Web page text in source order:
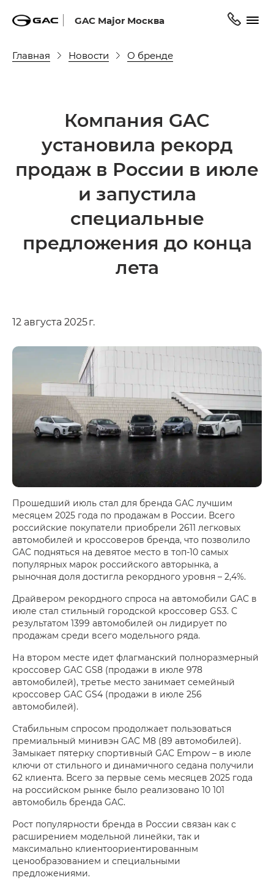
GAC Major Москва
Главная Новости О бренде
Компания GAC
установила рекорд
продаж в России в июле
и запустила
специальные
предложения до конца
лета
12 августа 2025 г.
Прошедший июль стал для бренда GAC лучшим
месяцем 2025 года по продажам в России. Всего
российские покупатели приобрели 2611 легковых
автомобилей и кроссоверов бренда, что позволило
GAC подняться на девятое место в топ-10 самых
популярных марок российского авторынка, а
рыночная доля достигла рекордного уровня – 2,4%.
Драйвером рекордного спроса на автомобили GAC в
июле стал стильный городской кроссовер GS3. С
результатом 1399 автомобилей он лидирует по
продажам среди всего модельного ряда.
На втором месте идет флагманский полноразмерный
кроссовер GAC GS8 (продажи в июле 978
автомобилей), третье место занимает семейный
кроссовер GAC GS4 (продажи в июле 256
автомобилей).
Стабильным спросом продолжает пользоваться
премиальный минивэн GAC M8 (89 автомобилей).
Замыкает пятерку спортивный GAC Empow – в июле
ключи от стильного и динамичного седана получили
62 клиента. Всего за первые семь месяцев 2025 года
на российском рынке было реализовано 10 101
автомобиль бренда GAC.
Рост популярности бренда в России связан как с
расширением модельной линейки, так и
максимально клиентоориентированным
ценообразованием и специальными
предложениями.